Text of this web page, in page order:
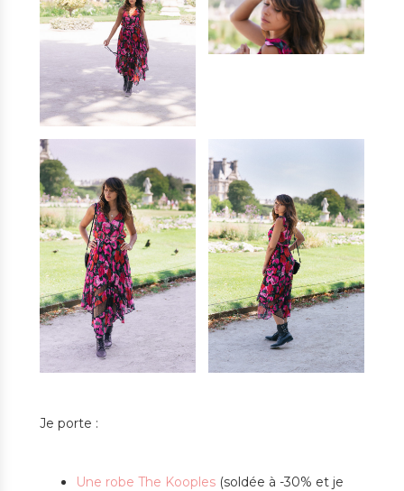
Je porte :
Une robe The Kooples (soldée à -30% et je